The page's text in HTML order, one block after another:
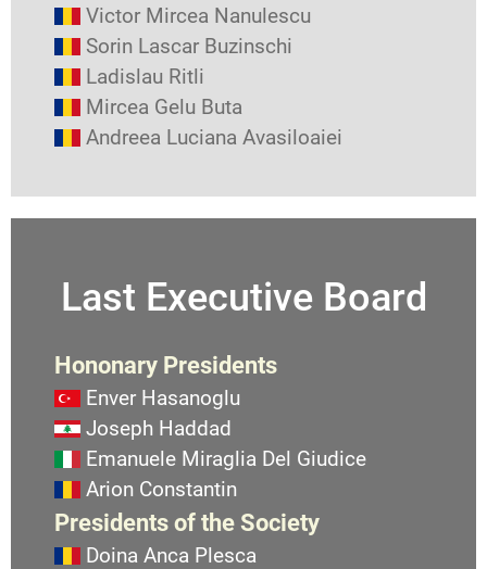
Victor Mircea Nanulescu
Sorin Lascar Buzinschi
Ladislau Ritli
Mircea Gelu Buta
Andreea Luciana Avasiloaiei
Last Executive Board
Hononary Presidents
Enver Hasanoglu
Joseph Haddad
Emanuele Miraglia Del Giudice
Arion Constantin
Presidents of the Society
Doina Anca Plesca